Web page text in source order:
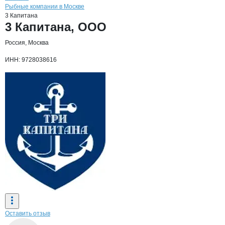
Рыбные компании в Москве
3 Капитана
Основная информация о компании
3 Капитана, ООО
Россия, Москва
ИНН: 9728038616
Оставить отзыв